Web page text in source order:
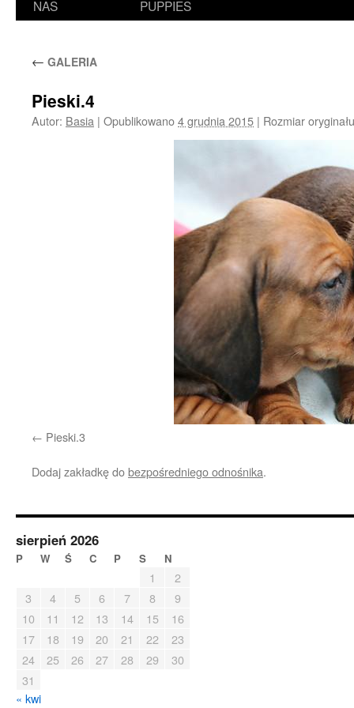
NAS
PUPPIES
← GALERIA
Pieski.4
Autor: Basia | Opublikowano4 grudnia 2015 | Rozmiar
Pieski.3
Dodaj zakładkę dobezpośredniego odnośnika.
sierpień 2026
P W Ś C P S N
1
2
3
4 5 6 7 8
9
10
11 12 13 14 15
16
17
18 19 20 21 22
23
24
25 26 27 28 29
30
31
« kwi